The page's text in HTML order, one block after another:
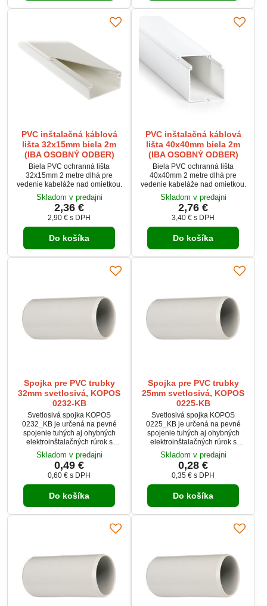
PVC inštalačná káblová
lišta 32x15mm biela 2m
(IBA OSOBNÝ ODBER)
Biela PVC ochranná lišta
32x15mm 2 metre dlhá pre
vedenie kabeláže nad omietkou.
Skladom v predajni
2,36 €
2,90 € s DPH
Do košíka
PVC inštalačná káblová
lišta 40x40mm biela 2m
(IBA OSOBNÝ ODBER)
Biela PVC ochranná lišta
40x40mm 2 metre dlhá pre
vedenie kabeláže nad omietkou.
Skladom v predajni
2,76 €
3,40 € s DPH
Do košíka
Spojka pre PVC trubky
32mm svetlosivá, KOPOS
0232-KB
Svetlosivá spojka KOPOS
0232_KB je určená na pevné
spojenie tuhých aj ohybných
elektroinštalačných rúrok s
vonkajším priemerom 32mm.
Spojka zabezpečuje spoľahlivé a
pevné uchytenie vedenia s
mechanickou ochranou triedy
IK09. Je ideálna pre použitie v
inštaláciách, kde je potrebná
Skladom v predajni
0,49 €
0,60 € s DPH
Do košíka
Spojka pre PVC trubky
25mm svetlosivá, KOPOS
0225-KB
Svetlosivá spojka KOPOS
0225_KB je určená na pevné
spojenie tuhých aj ohybných
elektroinštalačných rúrok s
vonkajším priemerom 25 mm.
Spojka zabezpečuje spoľahlivé a
pevné uchytenie vedenia s
mechanickou ochranou triedy
IK09. Je ideálna pre použitie v
inštaláciách, kde je potrebná
Skladom v predajni
0,28 €
0,35 € s DPH
Do košíka